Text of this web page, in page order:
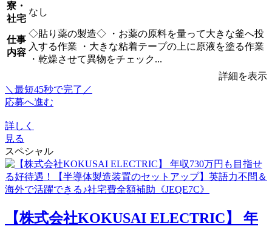
寮・
社宅
なし
仕事
内容
◇貼り薬の製造◇ ・お薬の原料を量って大きな釜へ投
入する作業 ・大きな粘着テープの上に原液を塗る作業
・乾燥させて異物をチェック...
詳細を表示
＼最短45秒で完了／
応募へ進む
詳しく
見る
スペシャル
【株式会社KOKUSAI ELECTRIC】 年